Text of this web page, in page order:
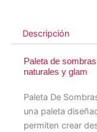
Descripción
Paleta de
naturales y glam
Paleta De
una paleta
permiten crear